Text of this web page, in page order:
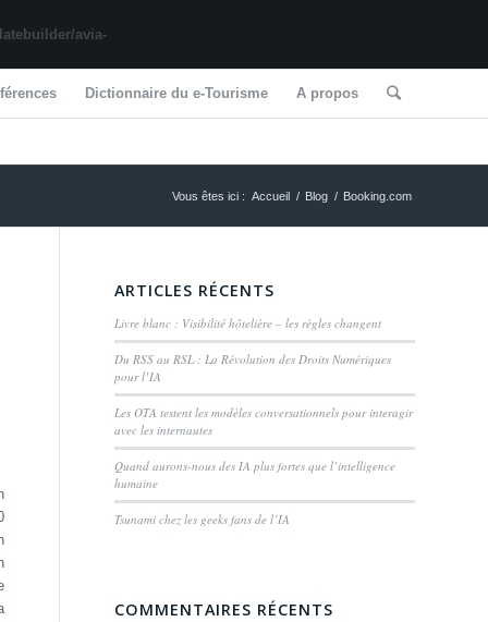
avia-
Dictionnaire du e-Tourisme A propos
Vous êtes ici : Accueil / Blog / Booking.com
ARTICLES RÉCENTS
Livre blanc : Visibilité hôtelière – les règles changent
Du RSS au RSL : La Révolution des Droits Numériques
pour l’IA
Les OTA testent les modèles conversationnels pour interagir
avec les internautes
Quand aurons-nous des IA plus fortes que l’intelligence
humaine
Tsunami chez les geeks fans de l’IA
COMMENTAIRES RÉCENTS